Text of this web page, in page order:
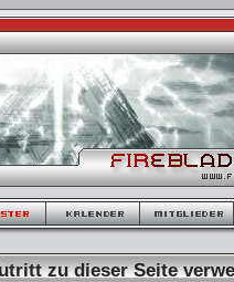
zu dieser Seite